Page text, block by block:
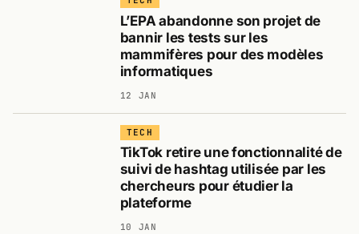
L’EPA abandonne son projet de
bannir les tests sur les
mammifères pour des modèles
informatiques
12 JAN
TECH
TikTok retire une fonctionnalité de
suivi de hashtag utilisée par les
chercheurs pour étudier la
plateforme
10 JAN